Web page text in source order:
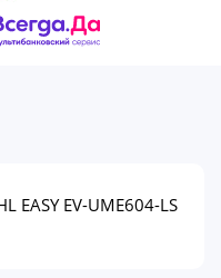
EASY EV-UME604-LS